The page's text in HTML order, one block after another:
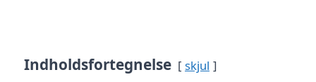
Indholdsfortegnelse skjul